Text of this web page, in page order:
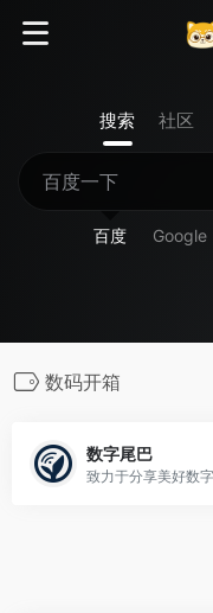
搜索 社区
百度 Google
数码开箱
数字尾巴